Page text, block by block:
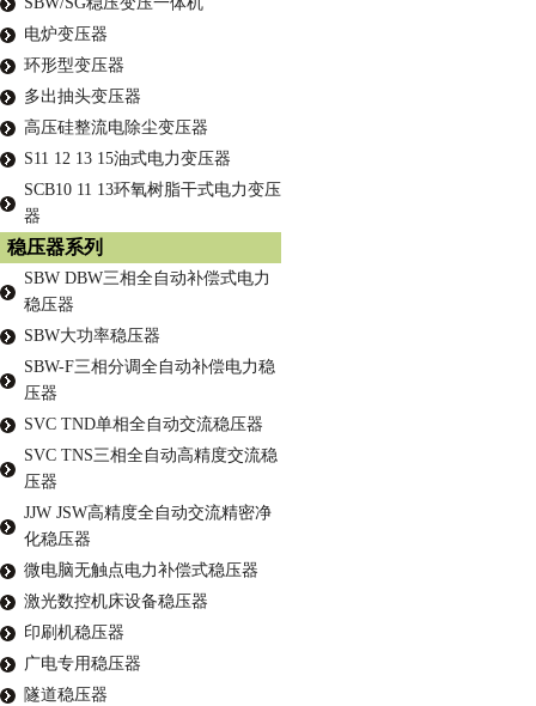
电炉变压器
环形型变压器
多出抽头变压器
高压硅整流电除尘变压器
S11 12 13 15油式电力变压器
SCB10 11 13环氧树脂干式电力变压
器
稳压器系列
SBW DBW三相全自动补偿式电力
稳压器
SBW大功率稳压器
SBW-F三相分调全自动补偿电力稳
压器
SVC TND单相全自动交流稳压器
SVC TNS三相全自动高精度交流稳
压器
JJW JSW高精度全自动交流精密净
化稳压器
微电脑无触点电力补偿式稳压器
激光数控机床设备稳压器
印刷机稳压器
广电专用稳压器
隧道稳压器